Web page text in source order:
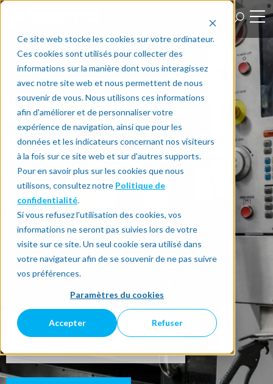
Ce site web stocke les cookies sur votre ordinateur.
Ces cookies sont utilisés pour collecter des
informations sur la manière dont vous interagissez
avec notre site web et nous permettent de nous
souvenir de vous. Nous utilisons ces informations
afin d'améliorer et de personnaliser votre
expérience de navigation, ainsi que pour les
données et les indicateurs concernant nos visiteurs
à la fois sur ce site web et sur d'autres supports.
Pour en savoir plus sur les cookies que nous
utilisons, consultez notre Politique de
confidentialité.
Si vous refusez l'utilisation des cookies, vos
informations ne seront pas suivies lors de votre
visite sur ce site. Un seul cookie sera utilisé dans
votre navigateur afin de se souvenir de ne pas suivre
vos préférences.
Paramètres du cookies
Accepter Refuser
CAMÉRA DE POIGNET